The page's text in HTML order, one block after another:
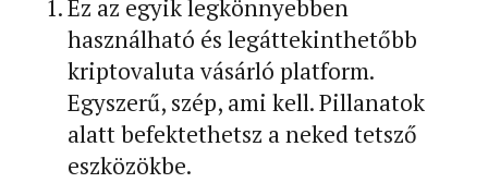
Ez az egyik legkönnyebben
használható és legáttekinthetőbb
kriptovaluta vásárló platform.
Egyszerű, szép, ami kell. Pillanatok
alatt befektethetsz a neked tetsző
eszközökbe.